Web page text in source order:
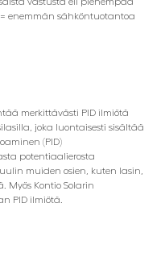
enemmän sähköntuotantoa
merkittävästi PID ilmiötä
joka luontaisesti sisältää
(PID)
potentiaalierosta
muiden osien, kuten lasin,
Kontio Solarin
PID ilmiötä.